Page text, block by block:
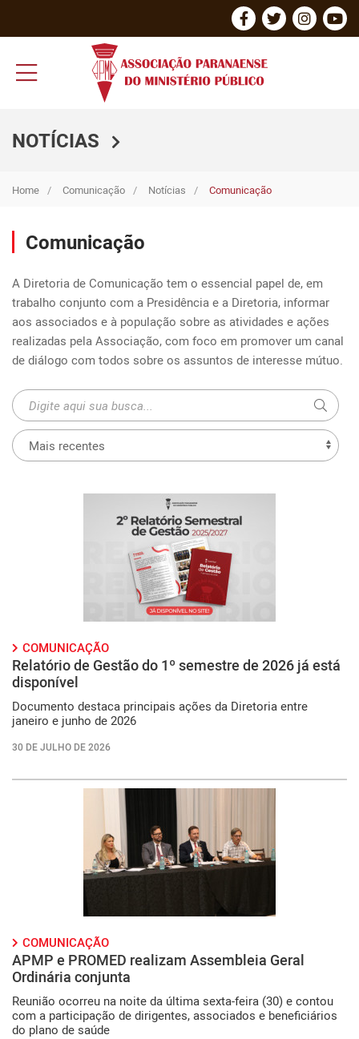
NOTÍCIAS
Home Comunicação Notícias Comunicação
Comunicação
A Diretoria de Comunicação tem o essencial papel de, em
trabalho conjunto com a Presidência e a Diretoria, informar
aos associados e à população sobre as atividades e ações
realizadas pela Associação, com foco em promover um canal
de diálogo com todos sobre os assuntos de interesse mútuo.
COMUNICAÇÃO
Relatório de Gestão do 1º semestre de 2026 já está
disponível
Documento destaca principais ações da Diretoria entre
janeiro e junho de 2026
30 DE JULHO DE 2026
COMUNICAÇÃO
APMP e PROMED realizam Assembleia Geral
Ordinária conjunta
Reunião ocorreu na noite da última sexta-feira (30) e contou
com a participação de dirigentes, associados e beneficiários
do plano de saúde